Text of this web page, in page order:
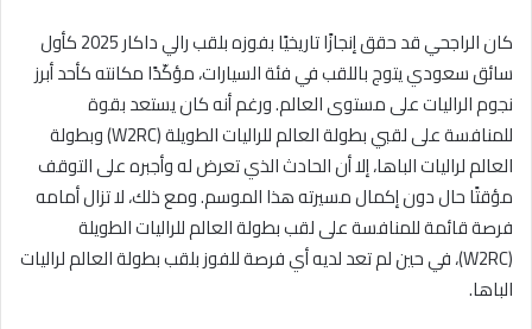
كان الراجحي قد حقق إنجازًا تاريخيًا بفوزه بلقب رالي داكار 2025 كأول
سائق سعودي يتوج باللقب في فئة السيارات، مؤكّدًا مكانته كأحد أبرز
نجوم الراليات على مستوى العالم. ورغم أنه كان يستعد بقوة
للمنافسة على لقبي بطولة العالم للراليات الطويلة (W2RC) وبطولة
العالم لراليات الباها، إلا أن الحادث الذي تعرض له وأجبره على التوقف
مؤقتًا حال دون إكمال مسيرته هذا الموسم. ومع ذلك، لا تزال أمامه
فرصة قائمة للمنافسة على لقب بطولة العالم للراليات الطويلة
(W2RC)، في حين لم تعد لديه أي فرصة للفوز بلقب بطولة العالم لراليات
الباها.